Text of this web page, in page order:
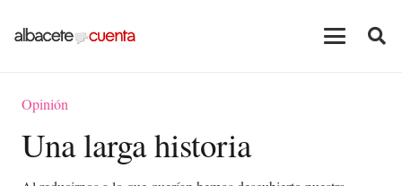
Opinión
Una larga historia